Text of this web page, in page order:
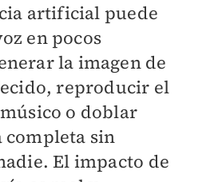
artificial puede
en pocos
la imagen de
reproducir el
o doblar
sin
El impacto de